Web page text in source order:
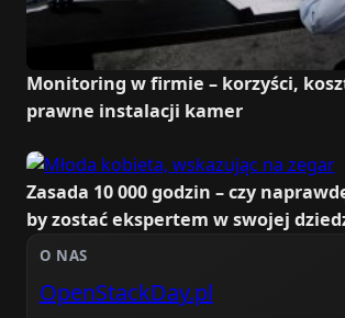
Monitoring w firmie – korzyści,
prawne instalacji kamer
Zasada 10 000 godzin – czy
by zostać ekspertem w swojej
O NAS
OpenStackDay.pl